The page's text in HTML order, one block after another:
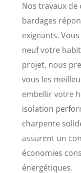
Nos travaux
bardages
exigeants.
neuf votre
projet, nous
vous les
embellir votre
isolation
charpente
assurent un
économies
énergétiques.